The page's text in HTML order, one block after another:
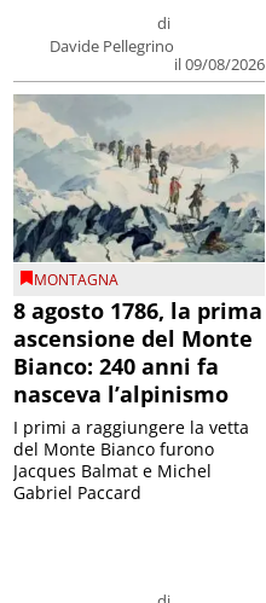
di
Davide Pellegrino
il 09/08/2026
MONTAGNA
8 agosto 1786, la prima
ascensione del Monte
Bianco: 240 anni fa
nasceva l’alpinismo
I primi a raggiungere la vetta
del Monte Bianco furono
Jacques Balmat e Michel
Gabriel Paccard